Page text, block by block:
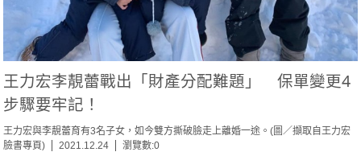
王力宏李靚蕾戰出「財產分配難題」 保單變更4
步驟要牢記！
王力宏與李靚蕾育有3名子女，如今雙方撕破臉走上離婚一途。(圖／擷取自王力宏
臉書專頁)
2021.12.24 瀏覽數:0